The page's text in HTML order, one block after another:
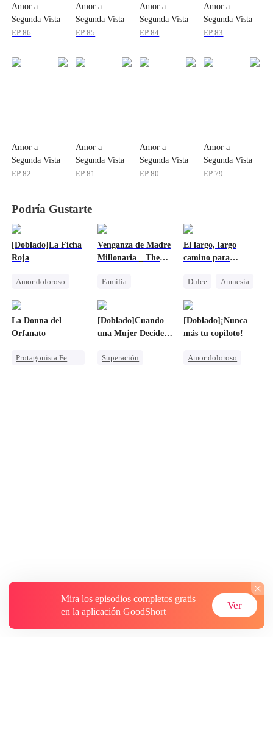
Amor a
Segunda Vista
EP86
Amor a
Segunda Vista
EP85
Amor a
Segunda Vista
EP84
Amor a
Segunda Vista
EP83
Amor a
Segunda Vista
EP82
Amor a
Segunda Vista
EP81
Amor a
Segunda Vista
EP80
Amor a
Segunda Vista
EP 79
Podría Gustarte
[Doblado]La Ficha
Roja
Amor doloroso
Lamento
Venganza de Madre
Millonaria _ The
of a Billionaire
Familia
Buscando Familia
El largo, largo
camino para
Dulce
Amnesia
La Donna del
Orfanato
Protagonista Femenina Fuerte
[Doblado]Cuando
una Mujer Decide
Superación
[Doblado]¡Nunca
más tu copiloto!
Amor doloroso
Mira los episodios completos gratis
en la aplicación GoodShort
Ver